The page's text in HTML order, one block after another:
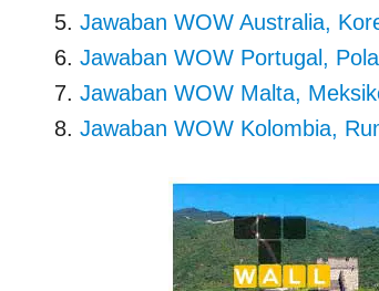
Jawaban WOW Australia,
Jawaban WOW Portugal,
Jawaban WOW Malta,
Jawaban WOW Kolombia,